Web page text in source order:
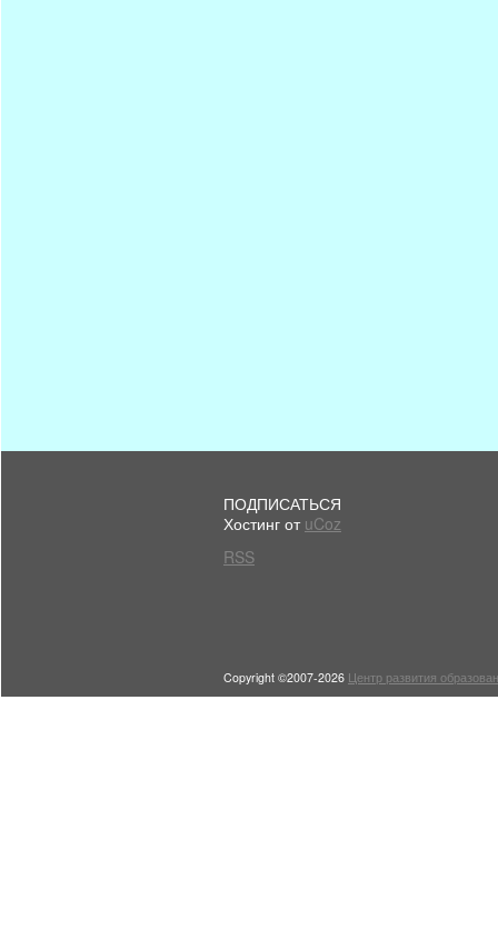
ПОДПИСАТЬСЯ
Хостинг от uCoz
RSS
Copyright ©2007-2026 Центр развития